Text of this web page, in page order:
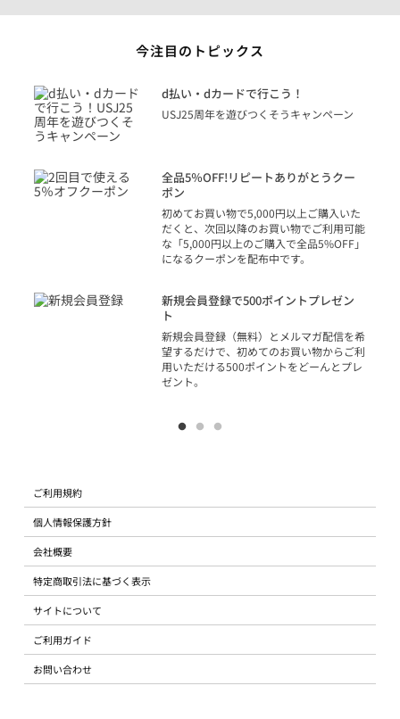
今注目のトピックス
d払い・dカードで行こう！
USJ25周年を遊びつくそうキャンペーン
全品5％OFF!リピートありがとうクー
ポン
初めてお買い物で5,000円以上ご購入いた
だくと、次回以降のお買い物でご利用可能
な「5,000円以上のご購入で全品5%OFF」
になるクーポンを配布中です。
新規会員登録で500ポイントプレゼン
ト
新規会員登録（無料）とメルマガ配信を希
望するだけで、初めてのお買い物からご利
用いただける500ポイントをどーんとプレ
ゼント。
ご利用規約
個人情報保護方針
会社概要
特定商取引法に基づく表示
サイトについて
ご利用ガイド
お問い合わせ